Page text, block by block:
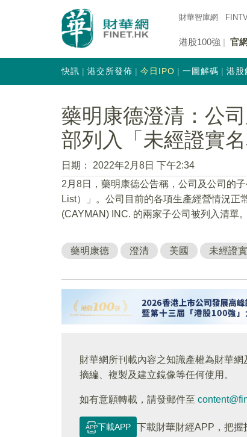
財華智庫網
港股100強 官網
快訊 港交所發佈 今日IPO 一圖解碼 港股
藥明康德澄清：公
部列入「未經證實名
日期：
2022年2月8日 下午2:34
2月8日，藥明康德公告稱，公司及公司的
List）」。公司目前的各項生產經營情況正
(CAYMAN) INC. 的兩家子公司被列入清單
藥明康德 澄清 美國 未經證
財華網所刊載內容之知識產權為財華
摘編、複製及建立鏡像等任何使用。
如有意願轉載，請發郵件至
下載APP
下載財華財經APP，把握